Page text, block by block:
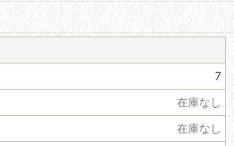
7
在庫なし
在庫なし